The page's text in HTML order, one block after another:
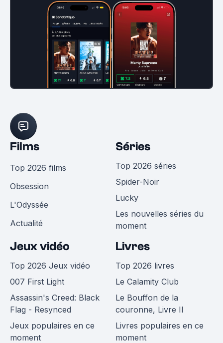
Films
Top 2026 films
Obsession
L'Odyssée
Actualité
Séries
Top 2026 séries
Spider-Noir
Lucky
Les nouvelles séries du
moment
Jeux vidéo
Top 2026 Jeux vidéo
007 First Light
Assassin's Creed: Black
Flag - Resynced
Jeux populaires en ce
moment
Livres
Top 2026 livres
Le Calamity Club
Le Bouffon de la
couronne, Livre II
Livres populaires en ce
moment